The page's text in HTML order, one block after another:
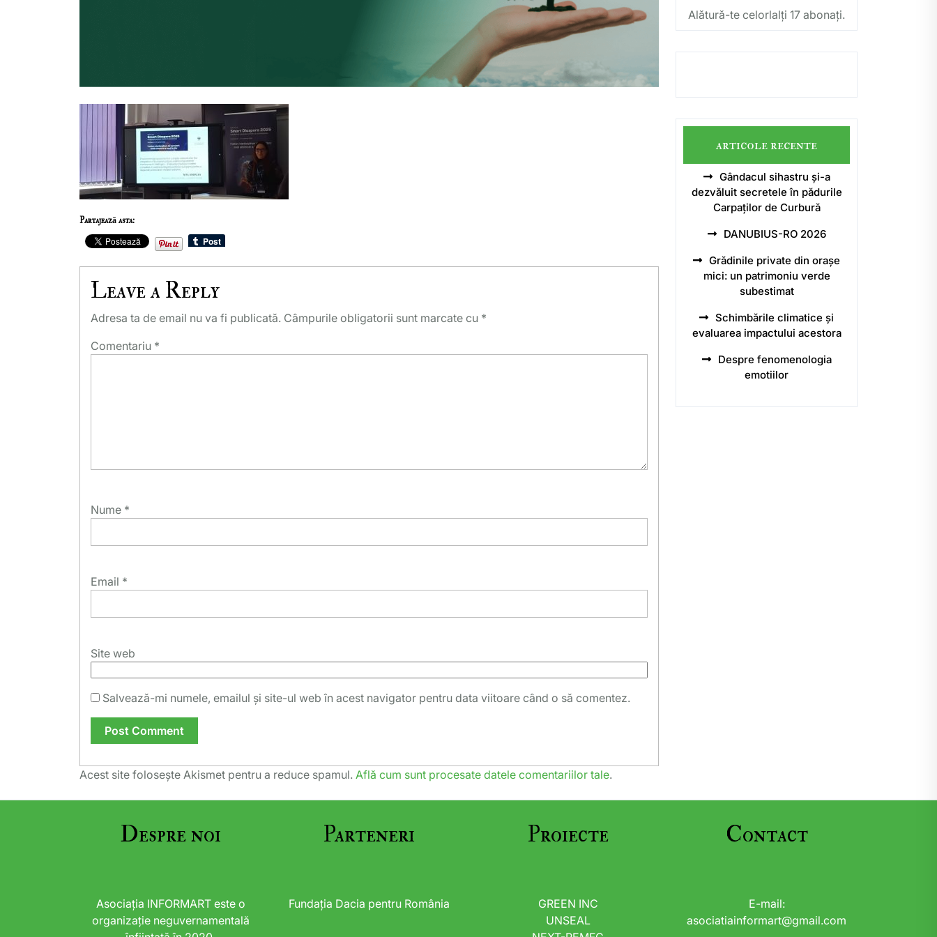
Partajează asta:
Leave a Reply
Adresa ta de email nu va fi publicată. Câmpurile obligatorii sunt marcate cu *
Comentariu *
Nume *
Email *
Site web
Salvează-mi numele, emailul și site-ul web în acest navigator pentru data viitoare când o să comentez.
Acest site folosește Akismet pentru a reduce spamul. Află cum sunt procesate datele comentariilor tale.
Alătură-te celorlalți 17 abonați.
articole recente
Gândacul sihastru și-a
dezvăluit secretele în pădurile
Carpaților de Curbură
DANUBIUS-RO 2026
Grădinile private din orașe
mici: un patrimoniu verde
subestimat
Schimbările climatice și
evaluarea impactului acestora
Despre fenomenologia
emotiilor
Despre noi
Asociația INFORMART este o
organizație neguvernamentală
Parteneri
Fundația Dacia pentru România
Proiecte
GREEN INC
UNSEAL
Contact
E-mail:
asociatiainformart@gmail.com